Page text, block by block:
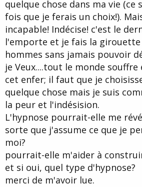
quelque chose dans ma vie (ce
fois que je ferais un choix!).
incapable! Indécise! c'est le
l'emporte et je fais la girouette
hommes sans jamais pouvoir
je Veux....tout le monde
cet enfer; il faut que je
quelque chose mais je suis
la peur et l'indésision.
L'hypnose pourrait-elle me
sorte que j'assume ce que je
moi?
pourrait-elle m'aider à
et si oui, quel type d'hypnose?
merci de m'avoir lue.